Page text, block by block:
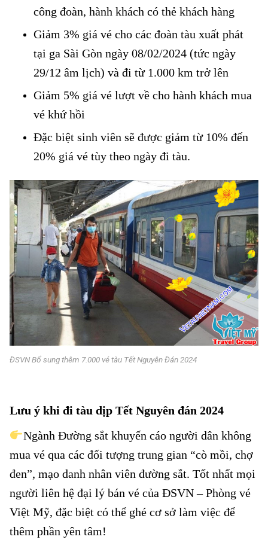
công đoàn, hành khách có thẻ khách hàng
Giảm 3% giá vé cho các đoàn tàu xuất phát
tại ga Sài Gòn ngày 08/02/2024 (tức ngày
29/12 âm lịch) và đi từ 1.000 km trở lên
Giảm 5% giá vé lượt về cho hành khách mua
vé khứ hồi
Đặc biệt sinh viên sẽ được giảm từ 10% đến
20% giá vé tùy theo ngày đi tàu.
ĐSVN Bổ sung thêm 7.000 vé tàu Tết Nguyên Đán 2024
Lưu ý khi đi tàu dịp Tết Nguyên đán 2024
Ngành Đường sắt khuyến cáo người dân không
mua vé qua các đối tượng trung gian “cò mồi, chợ
đen”, mạo danh nhân viên đường sắt. Tốt nhất mọi
người liên hệ đại lý bán vé của ĐSVN –Phòng vé
Việt Mỹ, đặc biệt có thể ghé cơ sở làm việc để
thêm phần yên tâm!